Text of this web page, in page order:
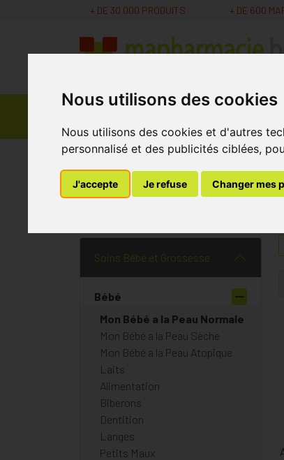
Nous utilisons des cookies
Nous utilisons des cookies et d'autres
personnalisé et des publicités ciblées,
J'accepte Je refuse Changer mes
+ DE 30 000 PRODUITS + DE 600
MaPharmacie.be Soins Bébé et Grossesse
Mon Bébé a la
Soins Bébé et Grossesse
Bébé
Mon Bébé a la Peau Normale
Mon Bébé a la Peau Sèche
Mon Bébé a la Peau Atopique
Laits
Alimentation
Biberons
Dentition
Langes
Petits Maux